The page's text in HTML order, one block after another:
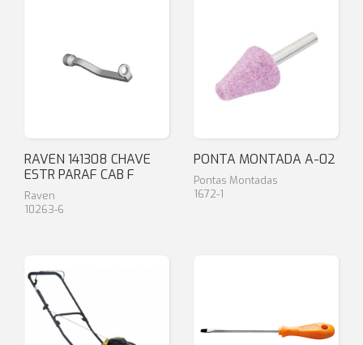
RAVEN 141308 CHAVE
ESTR PARAF CAB F
Raven
10263-6
PONTA MONTADA A-02
Pontas Montadas
1672-1